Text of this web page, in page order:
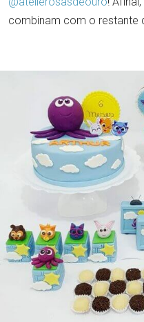
combinam com o restante